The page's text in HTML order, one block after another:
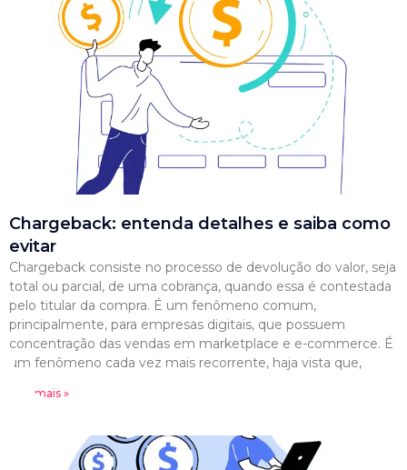
Chargeback: entenda detalhes e saiba como
evitar
Chargeback consiste no processo de devolução do valor, seja
total ou parcial, de uma cobrança, quando essa é contestada
pelo titular da compra. É um fenômeno comum,
principalmente, para empresas digitais, que possuem
concentração das vendas em marketplace e e-commerce. É
um fenômeno cada vez mais recorrente, haja vista que,
Leia mais »